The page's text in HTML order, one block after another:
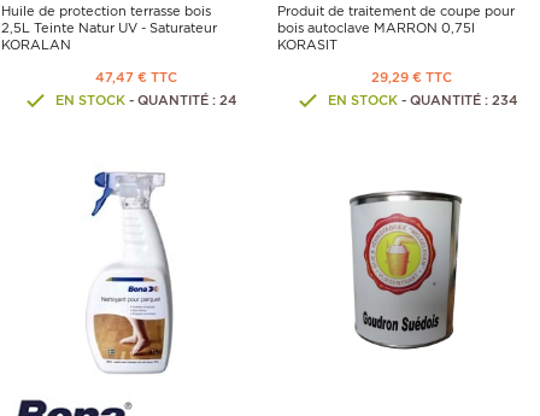
Huile de protection terrasse bois
2,5L Teinte Natur UV - Saturateur
KORALAN
47,47 € TTC
EN STOCK - QUANTITÉ : 24
Produit de traitement de coupe pour
bois autoclave MARRON 0,75l
KORASIT
29,29 € TTC
EN STOCK- QUANTITÉ : 234